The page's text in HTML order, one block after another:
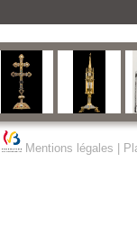
Mentions légales